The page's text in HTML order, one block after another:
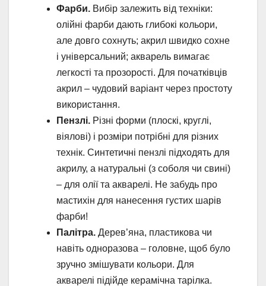
Фарби. Вибір залежить від техніки:
олійні фарби дають глибокі кольори,
але довго сохнуть; акрил швидко сохне
і універсальний; акварель вимагає
легкості та прозорості. Для початківців
акрил – чудовий варіант через простоту
використання.
Пензлі. Різні форми (плоскі, круглі,
віялові) і розміри потрібні для різних
технік. Синтетичні пензлі підходять для
акрилу, а натуральні (з соболя чи свині)
– для олії та акварелі. Не забудь про
мастихін для нанесення густих шарів
фарби!
Палітра. Дерев’яна, пластикова чи
навіть одноразова – головне, щоб було
зручно змішувати кольори. Для
акварелі підійде керамічна тарілка.